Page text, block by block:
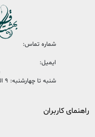
شماره تماس:
ایمیل:
شنبه تا چهارشنبه: 9 الی 19 ، پنجشنبه 9:30 الی 13:30
راهنمای کاربران